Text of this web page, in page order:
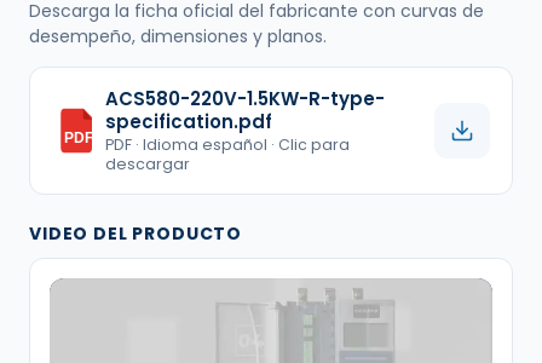
Descarga la ficha oficial del fabricante con curvas de
desempeño, dimensiones y planos.
PDF
ACS580-220V-1.5KW-R-type-
specification.pdf
PDF · Idioma español · Clic para
descargar
VIDEO DEL PRODUCTO